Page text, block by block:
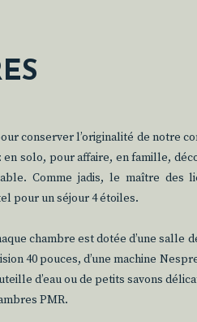
conserver l’originalité de notre
en solo, pour affaire, en famille,
Comme jadis, le maître des
pour un séjour 4 étoiles.
chambre est dotée d’une salle
40 pouces, d’une machine
d’eau ou de petits savons
PMR.